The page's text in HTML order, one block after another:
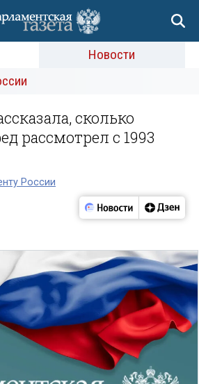
Новости
сколько
рассмотрел с 1993
России